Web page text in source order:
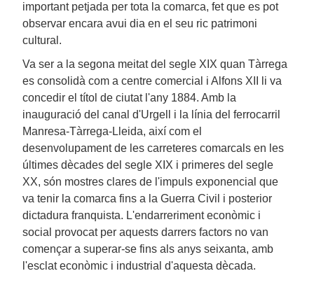
important petjada per tota la comarca, fet que es pot
observar encara avui dia en el seu ric patrimoni
cultural.
Va ser a la segona meitat del segle XIX quan Tàrrega
es consolidà com a centre comercial i Alfons XII li va
concedir el títol de ciutat l'any 1884. Amb la
inauguració del canal d'Urgell i la línia del ferrocarril
Manresa-Tàrrega-Lleida, així com el
desenvolupament de les carreteres comarcals en les
últimes dècades del segle XIX i primeres del segle
XX, són mostres clares de l'impuls exponencial que
va tenir la comarca fins a la Guerra Civil i posterior
dictadura franquista. L'endarreriment econòmic i
social provocat per aquests darrers factors no van
començar a superar-se fins als anys seixanta, amb
l'esclat econòmic i industrial d'aquesta dècada.